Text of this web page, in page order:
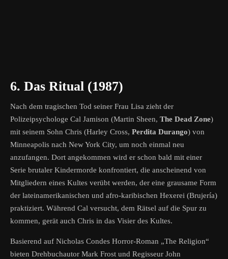
6. Das Ritual (1987)
Nach dem tragischen Tod seiner Frau Lisa zieht der
Polizeipsychologe Cal Jamison (Martin Sheen, The Dead Zone)
mit seinem Sohn Chris (Harley Cross, Perdita Durango) von
Minneapolis nach New York City, um noch einmal neu
anzufangen. Dort angekommen wird er schon bald mit einer
Serie brutaler Kindermorde konfrontiert, die anscheinend von
Mitgliedern eines Kultes verübt werden, der eine grausame Form
der lateinamerikanischen und afro-karibischen Hexerei (Brujería)
praktiziert. Während Cal versucht, dem Rätsel auf die Spur zu
kommen, gerät auch Chris in das Visier des Kultes.
Basierend auf Nicholas Condes Horror-Roman „The Religion“
bieten Drehbuchautor Mark Frost und Regisseur John